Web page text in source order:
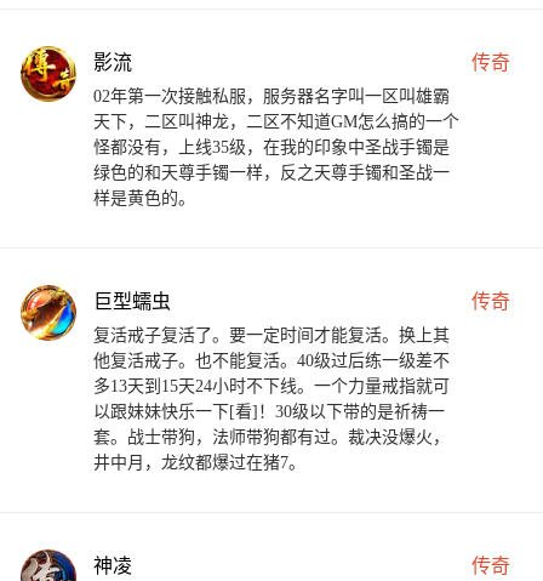
影流 传奇
02年第一次接触私服，服务器名字叫一区叫雄霸
天下，二区叫神龙，二区不知道GM怎么搞的一个
怪都没有，上线35级，在我的印象中圣战手镯是
绿色的和天尊手镯一样，反之天尊手镯和圣战一
样是黄色的。
巨型蠕虫 传奇
复活戒子复活了。要一定时间才能复活。换上其
他复活戒子。也不能复活。40级过后练一级差不
多13天到15天24小时不下线。一个力量戒指就可
以跟妹妹快乐一下[看]！30级以下带的是祈祷一
套。战士带狗，法师带狗都有过。裁决没爆火，
井中月，龙纹都爆过在猪7。
神凌 传奇